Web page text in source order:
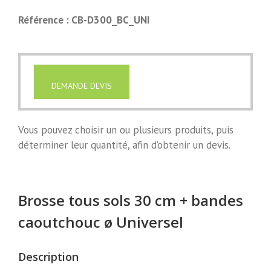
Référence : CB-D300_BC_UNI
DEMANDE DEVIS
Vous pouvez choisir un ou plusieurs produits, puis
déterminer leur quantité, afin d’obtenir un devis.
Brosse tous sols 30 cm + bandes
caoutchouc ø Universel
Description